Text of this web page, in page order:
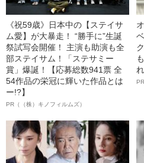
《祝59歳》日本中の【ステイサ
ム愛】が大暴走！ “勝手に”生誕
祭試写会開催！ 主演も助演も全
部ステイサム！「ステサミー
賞」爆誕！【応募総数941票 全
54作品の栄冠に輝いた作品とは
ー!?】
PR（（株）キノフィルムズ）